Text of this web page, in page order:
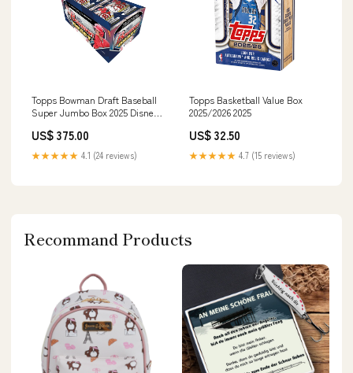
Topps Bowman Draft Baseball
Super Jumbo Box 2025 Disney
US$ 375.00
★★★★★ 4.1 (24 reviews)
Topps Basketball Value Box
2025/2026 2025
US$ 32.50
★★★★★ 4.7 (15 reviews)
Recommand Products